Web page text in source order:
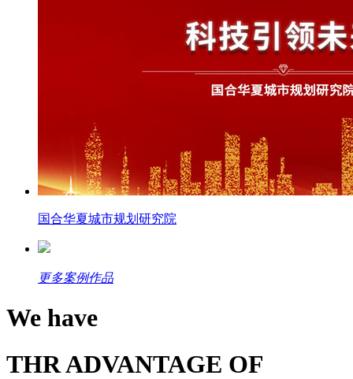
国合华夏城市规划研究院
更多案例作品
We have
THR ADVANTAGE OF